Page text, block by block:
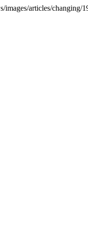
images/articles/